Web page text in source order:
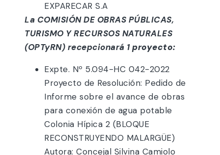
EXPARECAR S.A
La COMISIÓN DE OBRAS PÚBLICAS,
TURISMO Y RECURSOS NATURALES
(OPTyRN) recepcionará 1proyecto:
Expte. Nº 5.094-HC 042-2022
Proyecto de Resolución: Pedido de
Informe sobre el avance de obras
para conexión de agua potable
Colonia Hípica 2 (BLOQUE
RECONSTRUYENDO MALARGÜE)
Autora: Concejal Silvina Camiolo